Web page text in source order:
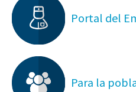
Portal del
Para la